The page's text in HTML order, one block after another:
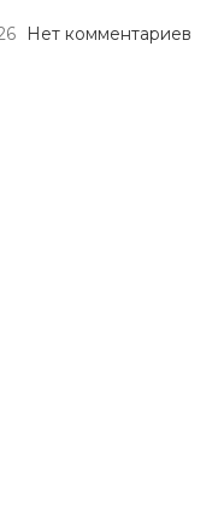
Нет комментариев